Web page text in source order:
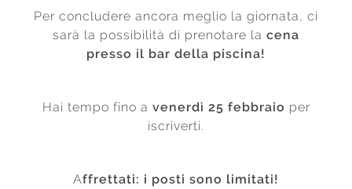
Per concludere ancora meglio la giornata, ci
sarà la possibilità di prenotare la cena
presso il bar della piscina!
Hai tempo fino a venerdì 25 febbraio per
iscriverti.
Affrettati: i posti sono limitati!